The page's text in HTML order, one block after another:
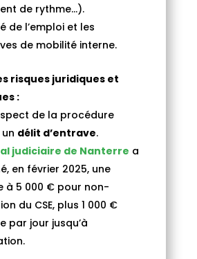
de rythme…).
de l’emploi et les
de mobilité interne.
risques juridiques et
:
de la procédure
délit d’entrave.
judiciaire de Nanterre a
en février 2025, une
à 5 000 € pour non-
du CSE, plus 1 000 €
par jour jusqu’à